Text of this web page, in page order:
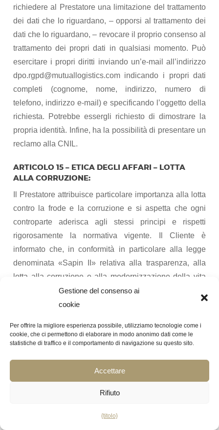
Gestione del consenso ai
cookie
Per offrire la migliore esperienza possibile, utilizziamo tecnologie come i
cookie, che ci permettono di elaborare in modo anonimo dati come le
statistiche di traffico e il comportamento di navigazione su questo sito.
Accettare
Rifiuto
{titolo}
richiedere al Prestatore una limitazione del trattamento
dei dati che lo riguardano, – opporsi al trattamento dei
dati che lo riguardano, – revocare il proprio consenso al
trattamento dei propri dati in qualsiasi momento. Può
esercitare i propri diritti inviando un’e-mail all’indirizzo
dpo.rgpd@mutuallogistics.com indicando i propri dati
completi (cognome, nome, indirizzo, numero di
telefono, indirizzo e-mail) e specificando l’oggetto della
richiesta. Potrebbe essergli richiesto di dimostrare la
propria identità. Infine, ha la possibilità di presentare un
reclamo alla CNIL.
ARTICOLO 15 – ETICA DEGLI AFFARI – LOTTA
ALLA CORRUZIONE:
Il Prestatore attribuisce particolare importanza alla lotta
contro la frode e la corruzione e si aspetta che ogni
controparte aderisca agli stessi principi e rispetti
rigorosamente la normativa vigente. Il Cliente è
informato che, in conformità in particolare alla legge
denominata «Sapin II» relativa alla trasparenza, alla
lotta alla corruzione e alla modernizzazione della vita
economica del 9 dicembre 2016, il Prestatore dispone
di misure interne di prevenzione della corruzione. Il
in particolare quelli che hanno la facoltà di impegnarlo
nei rapporti con terzi, condividano e applichino le
norme di legge e i regolamenti interni che garantiscono
il rispetto dell’etica aziendale. Nell’ambito
dalle leggi e dai regolamenti applicabili in materia di